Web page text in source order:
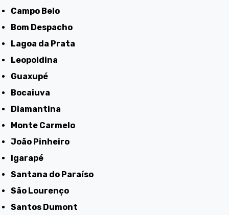
Campo Belo
Bom Despacho
Lagoa da Prata
Leopoldina
Guaxupé
Bocaiuva
Diamantina
Monte Carmelo
João Pinheiro
Igarapé
Santana do Paraíso
São Lourenço
Santos Dumont